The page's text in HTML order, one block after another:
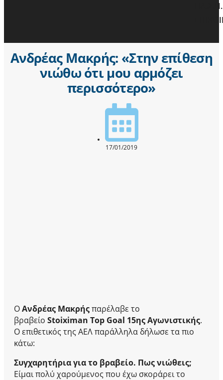
ΠΑ.Σ.Π.
Ανδρέας Μακρής: «Στην επίθεση
νιώθω ότι μου αρμόζει
περισσότερο»
17/01/2019
ΟΑνδρέας Μακρήςπαρέλαβε το
βραβείο Stoiximan Top Goal 15ης Αγωνιστικής.
Ο επιθετικός της ΑΕΛ παράλληλα δήλωσε τα πιο
κάτω:
Συγχαρητήρια για το βραβείο. Πως νιώθεις;
Είμαι πολύ χαρούμενος που έχω σκοράρει το